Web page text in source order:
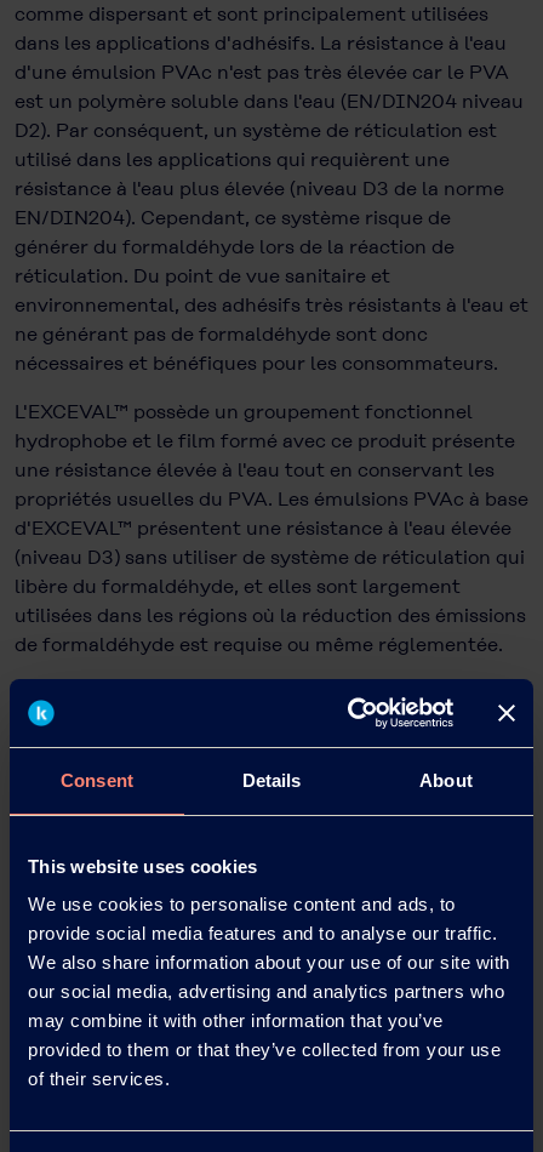
Consent Details About
This website uses cookies
We use cookies to personalise content and ads, to
provide social media features and to analyse our traffic.
We also share information about your use of our site with
our social media, advertising and analytics partners who
may combine it with other information that you’ve
provided to them or that they’ve collected from your use
of their services.
comme dispersant et sont principalement utilisées
dans les applications d'adhésifs. La résistance à l'eau
d'une émulsion PVAc n'est pas très élevée car le PVA
est un polymère soluble dans l'eau (EN/DIN204 niveau
D2). Par conséquent, un système de réticulation est
utilisé dans les applications qui requièrent une
résistance à l'eau plus élevée (niveau D3 de la norme
EN/DIN204). Cependant, ce système risque de
générer du formaldéhyde lors de la réaction de
réticulation. Du point de vue sanitaire et
environnemental, des adhésifs très résistants à l'eau et
ne générant pas de formaldéhyde sont donc
nécessaires et bénéfiques pour les consommateurs.
L'EXCEVAL™ possède un groupement fonctionnel
hydrophobe et le film formé avec ce produit présente
une résistance élevée à l'eau tout en conservant les
propriétés usuelles du PVA. Les émulsions PVAc à base
d'EXCEVAL™ présentent une résistance à l'eau élevée
(niveau D3) sans utiliser de système de réticulation qui
libère du formaldéhyde, et elles sont largement
utilisées dans les régions où la réduction des émissions
de formaldéhyde est requise ou même réglementée.
Applications